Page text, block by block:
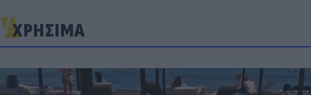
ΧΡΗΣΙΜΑ